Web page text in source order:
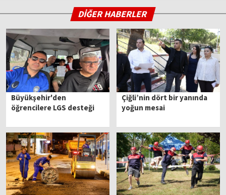
DİĞER HABERLER
Büyükşehir'den
öğrencilere LGS desteği
Çiğli’nin dört bir yanında
yoğun mesai